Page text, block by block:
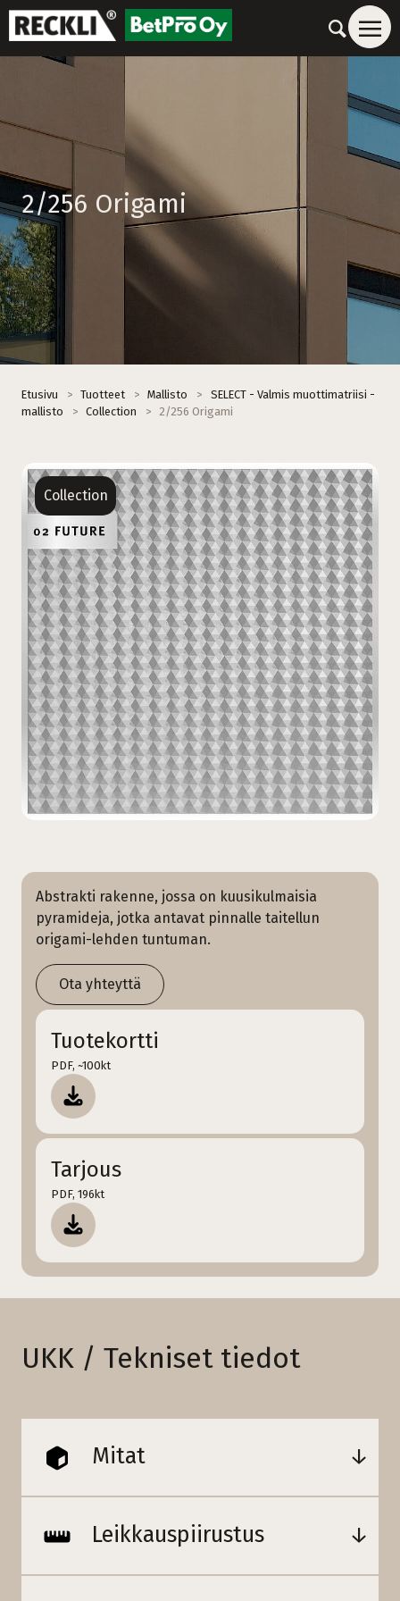
2/256 Origami
Etusivu > Tuotteet > Mallisto >
SELECT - Valmis muottimatriisi -
mallisto
> Collection > 2/256 Origami
Collection
Abstrakti rakenne, jossa on kuusikulmaisia
pyramideja, jotka antavat pinnalle taitellun
origami-lehden tuntuman.
Ota yhteyttä
Tuotekortti
PDF, ~100kt
Tarjous
PDF, 196kt
UKK / Tekniset tiedot
Mitat
Leikkauspiirustus